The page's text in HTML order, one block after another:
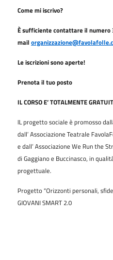
Come mi iscrivo?
È sufficiente contattare il numero
mail
Le iscrizioni sono aperte!
Prenota il tuo posto
IL CORSO E’ TOTALMENTE
IL progetto sociale è promosso
dall’ Associazione Teatrale
e dall’ Associazione We Run the
di Gaggiano e Buccinasco, in
progettuale.
Progetto “Orizzonti personali,
GIOVANI SMART 2.0